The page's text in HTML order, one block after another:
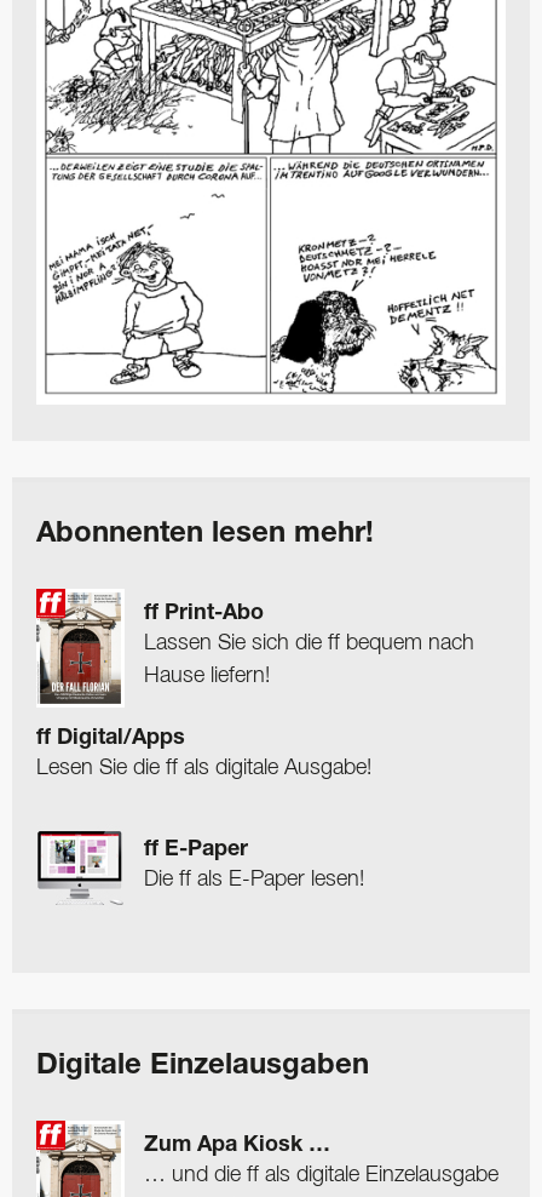
Abonnenten lesen mehr!
ff Print-Abo
Lassen Sie sich die ff bequem nach
Hause liefern!
ff Digital/Apps
Lesen Sie die ff als digitale Ausgabe!
ff E-Paper
Die ff als E-Paper lesen!
Digitale Einzelausgaben
Zum Apa Kiosk …
… und die ff als digitale Einzelausgabe